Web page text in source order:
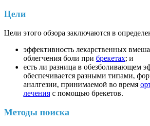
Цели
Цели этого обзора заключаются в
эффективность лекарственных
облегчения боли при брекетах; и
есть ли разница в обезболивающем
обеспечивается разными типами,
аналгезии, принимаемой во время
лечения с помощью брекетов.
Методы поиска